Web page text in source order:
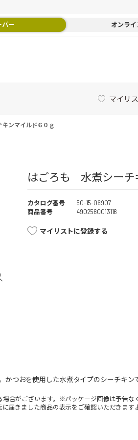
パー オンラ
マイリ
ンマイルド６０ｇ
はごろも 水煮シーチ
カタログ番号
50-15-06907
商品番号
4902560013116
マイリストに登録する
かつおを使用した水煮タイプのシーチキン
合がございます。※パッケージ画像は予告
届きました商品の表示をご確認いただきます